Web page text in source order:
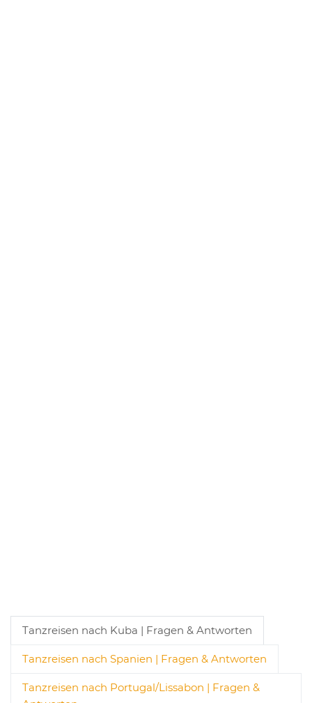
Tanzreisen nach Kuba | Fragen & Antworten
Tanzreisen nach Spanien | Fragen & Antworten
Tanzreisen nach Portugal/Lissabon | Fragen &